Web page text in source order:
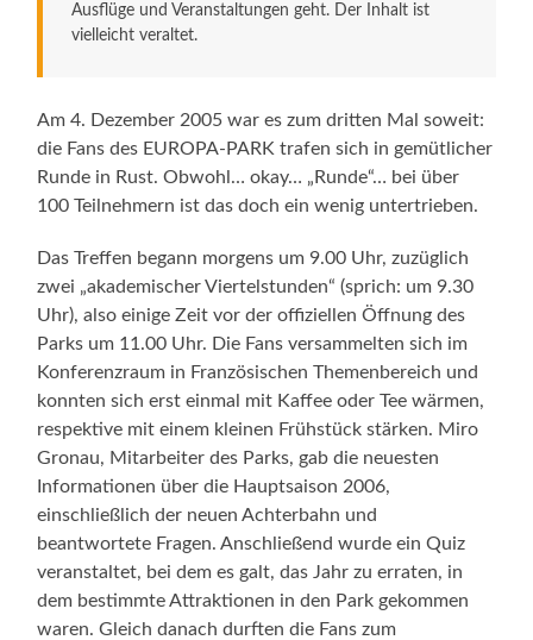
Ausflüge und Veranstaltungen geht. Der Inhalt ist
vielleicht veraltet.
Am 4. Dezember 2005 war es zum dritten Mal soweit:
die Fans des EUROPA-PARK trafen sich in gemütlicher
Runde in Rust. Obwohl… okay… „Runde“… bei über
100 Teilnehmern ist das doch ein wenig untertrieben.
Das Treffen begann morgens um 9.00 Uhr, zuzüglich
zwei „akademischer Viertelstunden“ (sprich: um 9.30
Uhr), also einige Zeit vor der offiziellen Öffnung des
Parks um 11.00 Uhr. Die Fans versammelten sich im
Konferenzraum in Französischen Themenbereich und
konnten sich erst einmal mit Kaffee oder Tee wärmen,
respektive mit einem kleinen Frühstück stärken. Miro
Gronau, Mitarbeiter des Parks, gab die neuesten
Informationen über die Hauptsaison 2006,
einschließlich der neuen Achterbahn und
beantwortete Fragen. Anschließend wurde ein Quiz
veranstaltet, bei dem es galt, das Jahr zu erraten, in
dem bestimmte Attraktionen in den Park gekommen
waren. Gleich danach durften die Fans zum